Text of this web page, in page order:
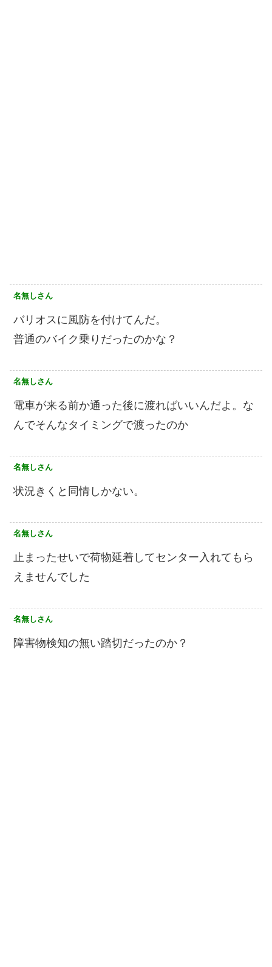
名無しさん
バリオスに風防を付けてんだ。
普通のバイク乗りだったのかな？
名無しさん
電車が来る前か通った後に渡ればいいんだよ。な
んでそんなタイミングで渡ったのか
名無しさん
状況きくと同情しかない。
名無しさん
止まったせいで荷物延着してセンター入れてもら
えませんでした
名無しさん
障害物検知の無い踏切だったのか？